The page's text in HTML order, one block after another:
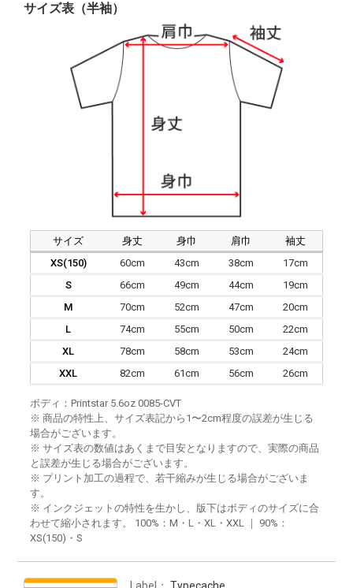
サイズ表（半袖）
サイズ 身丈 身巾 肩巾
袖丈
XS(150)
60cm 43cm 38cm
17cm
S
66cm 49cm 44cm
19cm
M
70cm 52cm 47cm
20cm
L
74cm 55cm 50cm
22cm
XL
78cm 58cm 53cm
24cm
XXL
82cm 61cm 56cm 26cm
ボディ：Printstar 5.6oz 0085-CVT
※ 商品の特性上、サイズ表記から1〜2cm程度の誤差が生じる
場合がございます。
※ サイズ表の数値はあくまで目安となりますので、実際の商品
と誤差が生じる場合がございます。
※ プリント加工の過程で、若干縮みが生じる場合がございま
す。
※ インクジェットの特性を生かし、版下はボディのサイズに合
わせて縮小されます。 100%：M・L・XL・XXL ｜ 90%：
XS(150)・S
Label： Typecache